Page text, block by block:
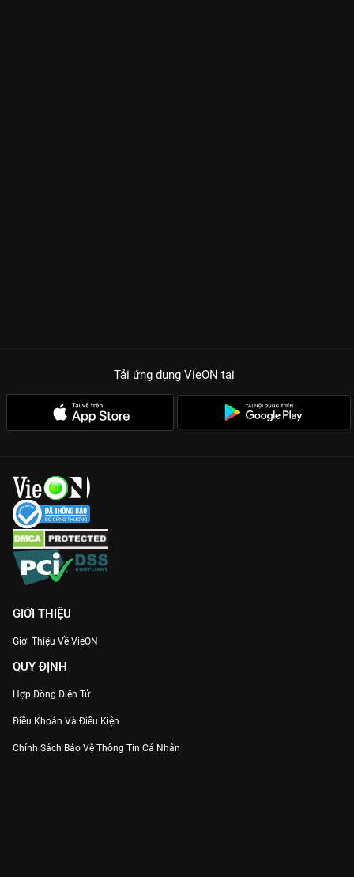
Tải ứng dụng VieON tại
GIỚI THIỆU
Giới Thiệu Về VieON
QUY ĐỊNH
Hợp Đồng Điện Tử
Điều Khoản Và Điều Kiện
Chính Sách Bảo Vệ Thông Tin Cá Nhân